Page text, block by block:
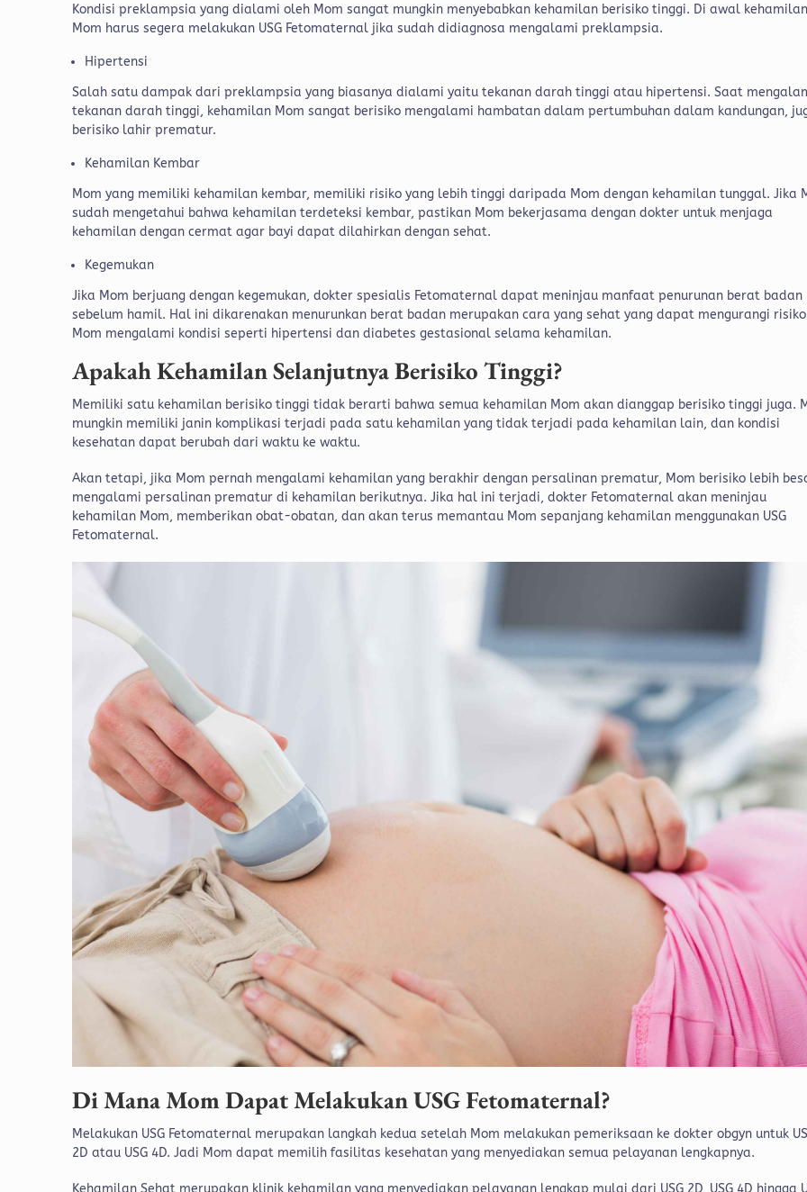
Kondisi preklampsia yang dialami oleh Mom sangat mungkin menyebabkan kehamilan berisiko tinggi. Di awal
Mom harus segera melakukan USG Fetomaternal jika sudah didiagnosa mengalami preklampsia.
Hipertensi
Salah satu dampak dari preklampsia yang biasanya dialami yaitu tekanan darah tinggi atau hipertensi. Saat
tekanan darah tinggi, kehamilan Mom sangat berisiko mengalami hambatan dalam pertumbuhan dalam kandungan,
berisiko lahir prematur.
Kehamilan Kembar
Mom yang memiliki kehamilan kembar, memiliki risiko yang lebih tinggi daripada Mom dengan kehamilan tunggal. Jika
sudah mengetahui bahwa kehamilan terdeteksi kembar, pastikan Mom bekerjasama dengan dokter untuk menjaga
kehamilan dengan cermat agar bayi dapat dilahirkan dengan sehat.
Kegemukan
Jika Mom berjuang dengan kegemukan, dokter spesialis Fetomaternal dapat meninjau manfaat penurunan berat badan
sebelum hamil. Hal ini dikarenakan menurunkan berat badan merupakan cara yang sehat yang dapat mengurangi risiko
Mom mengalami kondisi seperti hipertensi dan diabetes gestasional selama kehamilan.
Apakah Kehamilan Selanjutnya Berisiko Tinggi?
Memiliki satu kehamilan berisiko tinggi tidak berarti bahwa semua kehamilan Mom akan dianggap berisiko tinggi juga.
mungkin memiliki janin komplikasi terjadi pada satu kehamilan yang tidak terjadi pada kehamilan lain, dan kondisi
kesehatan dapat berubah dari waktu ke waktu.
Akan tetapi, jika Mom pernah mengalami kehamilan yang berakhir dengan persalinan prematur, Mom berisiko lebih
mengalami persalinan prematur di kehamilan berikutnya. Jika hal ini terjadi, dokter Fetomaternal akan meninjau
kehamilan Mom, memberikan obat-obatan, dan akan terus memantau Mom sepanjang kehamilan menggunakan USG
Fetomaternal.
Di Mana Mom Dapat Melakukan USG Fetomaternal?
Melakukan USG Fetomaternal merupakan langkah kedua setelah Mom melakukan pemeriksaan ke dokter obgyn untuk
2D atau USG 4D. Jadi Mom dapat memilih fasilitas kesehatan yang menyediakan semua pelayanan lengkapnya.
Kehamilan Sehat merupakan klinik kehamilan yang menyediakan pelayanan lengkap mulai dari USG 2D, USG 4D hingga